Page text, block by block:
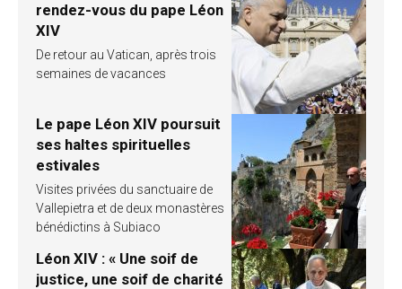
rendez-vous du pape Léon
XIV
De retour au Vatican, après trois
semaines de vacances
Le pape Léon XIV poursuit
ses haltes spirituelles
estivales
Visites privées du sanctuaire de
Vallepietra et de deux monastères
bénédictins à Subiaco
Léon XIV : « Une soif de
justice, une soif de charité